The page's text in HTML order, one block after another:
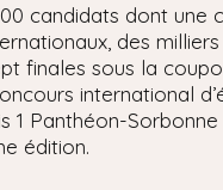
candidats dont une
des
finales sous la
international
1 Panthéon-
édition.